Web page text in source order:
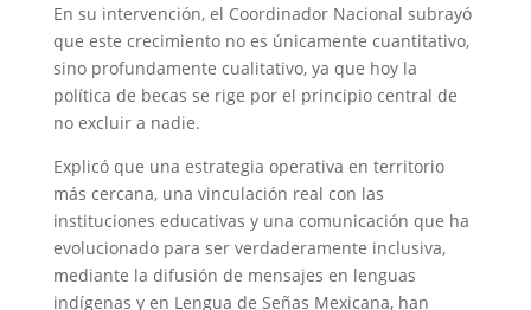
En su intervención, el Coordinador Nacional subrayó
que este crecimiento no es únicamente cuantitativo,
sino profundamente cualitativo, ya que hoy la
política de becas se rige por el principio central de
no excluir a nadie.
Explicó que una estrategia operativa en territorio
más cercana, una vinculación real con las
instituciones educativas y una comunicación que ha
evolucionado para ser verdaderamente inclusiva,
mediante la difusión de mensajes en lenguas
indígenas y en Lengua de Señas Mexicana, han